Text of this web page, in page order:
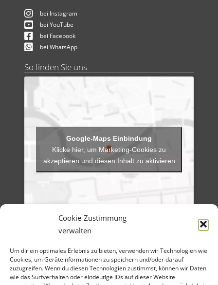
Cookie-Zustimmung
verwalten
Um dir ein optimales Erlebnis zu bieten, verwenden wir Technologien wie
Cookies, um Geräteinformationen zu speichern und/oder darauf
zuzugreifen. Wenn du diesen Technologien zustimmst, können wir Daten
wie das Surfverhalten oder eindeutige IDs auf dieser Website
bei Instagram
bei YouTube
bei Facebook
bei WhatsApp
So finden Sie uns
Klicke hier, um Marketing-Cookies zu
akzeptieren und diesen Inhalt zu aktivieren
Artikel-Archiv
Veranstaltungen
Angebote
Bilder-Galerien
Material